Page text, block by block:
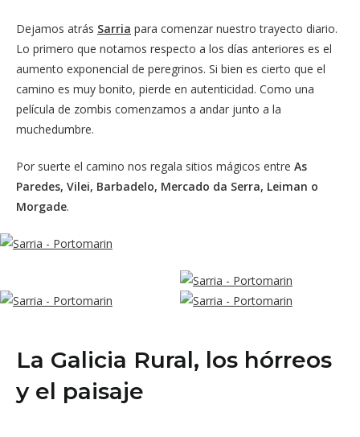
Dejamos atrás Sarria para comenzar nuestro trayecto diario.
Lo primero que notamos respecto a los días anteriores es el
aumento exponencial de peregrinos. Si bien es cierto que el
camino es muy bonito, pierde en autenticidad. Como una
película de zombis comenzamos a andar junto a la
muchedumbre.
Por suerte el camino nos regala sitios mágicos entre As
Paredes, Vilei, Barbadelo, Mercado da Serra, Leiman o
Morgade.
La Galicia Rural, los hórreos
y el paisaje